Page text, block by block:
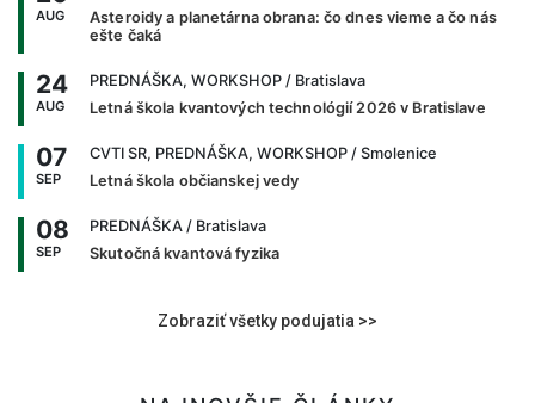
AUG
Asteroidy a planetárna obrana: čo dnes vieme a čo nás
ešte čaká
24
AUG
PREDNÁŠKA, WORKSHOP / Bratislava
Letná škola kvantových technológií 2026 v Bratislave
07
SEP
CVTI SR, PREDNÁŠKA, WORKSHOP / Smolenice
Letná škola občianskej vedy
08
SEP
PREDNÁŠKA / Bratislava
Skutočná kvantová fyzika
Zobraziť všetky podujatia >>